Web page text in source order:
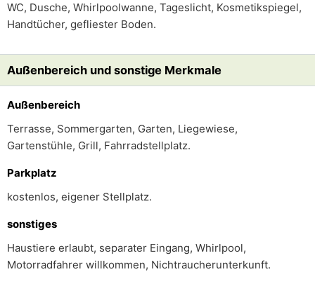
WC, Dusche, Whirlpoolwanne, Tageslicht, Kosmetikspiegel,
Handtücher, gefliester Boden.
Außenbereich und sonstige Merkmale
Außenbereich
Terrasse, Sommergarten, Garten, Liegewiese,
Gartenstühle, Grill, Fahrradstellplatz.
Parkplatz
kostenlos, eigener Stellplatz.
sonstiges
Haustiere erlaubt, separater Eingang, Whirlpool,
Motorradfahrer willkommen, Nichtraucherunterkunft.